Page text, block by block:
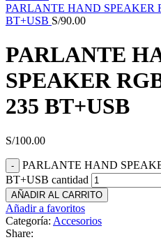
PARLANTE HAND SPEAKER
BT+USB S/90.00
PARLANTE
SPEAKER
235 BT+USB
S/100.00
PARLANTE HAND
BT+USB cantidad
AÑADIR AL CARRITO
Añadir a favoritos
Categoría: Accesorios
Share: